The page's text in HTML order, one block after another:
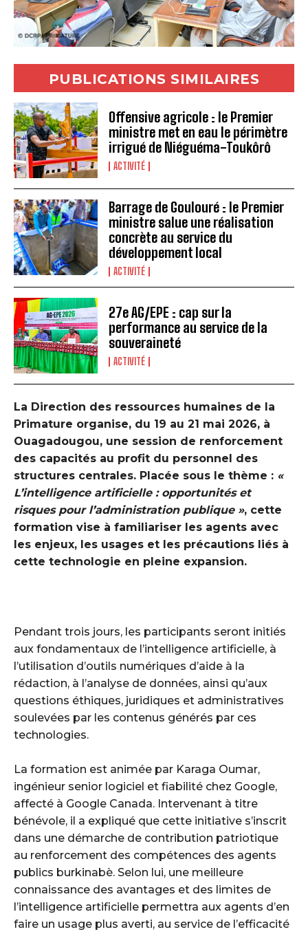
PUBLICATIONS SIMILAIRES
Offensive agricole : le Premier
ministre met en eau le périmètre
irrigué de Niéguéma-Toukôrô
ACTIVITÉ
Barrage de Goulouré : le Premier
ministre salue une réalisation
concrète au service du
développement local
ACTIVITÉ
27e AG/EPE : cap sur la
performance au service de la
souveraineté
ACTIVITÉ
‎La Direction des ressources humaines de la
Primature organise, du 19 au 21 mai 2026, à
Ouagadougou, une session de renforcement
des capacités au profit du personnel des
structures centrales. Placée sous le thème : «
L’intelligence artificielle : opportunités et
risques pour l’administration publique », cette
formation vise à familiariser les agents avec
les enjeux, les usages et les précautions liés à
cette technologie en pleine expansion.
Pendant trois jours, les participants seront initiés
aux fondamentaux de l’intelligence artificielle, à
l’utilisation d’outils numériques d’aide à la
rédaction, à l’analyse de données, ainsi qu’aux
questions éthiques, juridiques et administratives
soulevées par les contenus générés par ces
technologies.
‎La formation est animée par Karaga Oumar,
ingénieur senior logiciel et fiabilité chez Google,
affecté à Google Canada. Intervenant à titre
bénévole, il a expliqué que cette initiative s’inscrit
dans une démarche de contribution patriotique
au renforcement des compétences des agents
publics burkinabè. Selon lui, une meilleure
connaissance des avantages et des limites de
l’intelligence artificielle permettra aux agents d’en
faire un usage plus averti, au service de l’efficacité